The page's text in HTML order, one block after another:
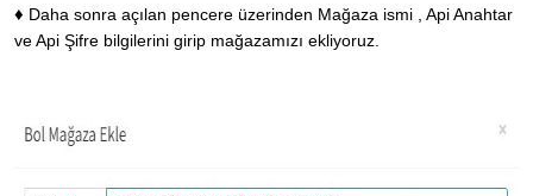
♦ Daha sonra açılan pencere üzerinden Mağaza ismi , Api Anahtar
ve Api Şifre bilgilerini girip mağazamızı ekliyoruz.